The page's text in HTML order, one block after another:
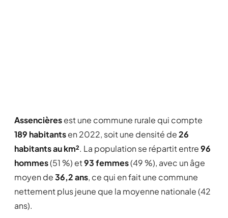
Assencièresest une commune rurale qui compte
189 habitantsen 2022, soit une densité de26
habitants au km². La population se répartit entre96
hommes(51 %) et93 femmes(49 %), avec un âge
moyen de36,2 ans, ce qui en fait une commune
nettement plus jeune que la moyenne nationale (42
ans).